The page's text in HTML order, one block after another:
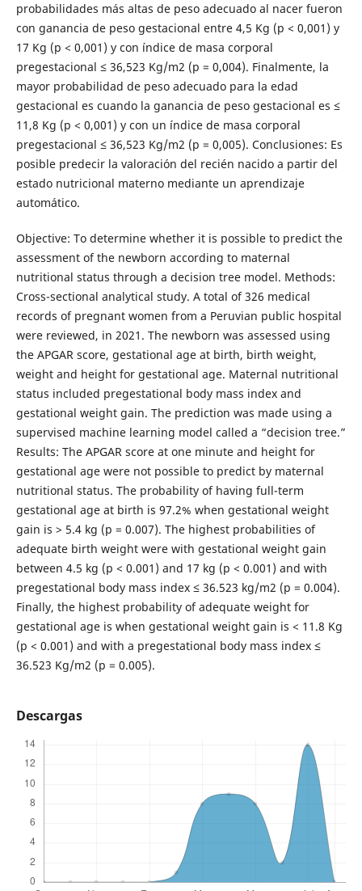
probabilidades más altas de peso adecuado al nacer fueron
con ganancia de peso gestacional entre 4,5 Kg (p < 0,001) y
17 Kg (p < 0,001) y con índice de masa corporal
pregestacional ≤ 36,523 Kg/m2 (p = 0,004). Finalmente, la
mayor probabilidad de peso adecuado para la edad
gestacional es cuando la ganancia de peso gestacional es ≤
11,8 Kg (p < 0,001) y con un índice de masa corporal
pregestacional ≤ 36,523 Kg/m2 (p = 0,005). Conclusiones: Es
posible predecir la valoración del recién nacido a partir del
estado nutricional materno mediante un aprendizaje
automático.
Objective: To determine whether it is possible to predict the
assessment of the newborn according to maternal
nutritional status through a decision tree model. Methods:
Cross-sectional analytical study. A total of 326 medical
records of pregnant women from a Peruvian public hospital
were reviewed, in 2021. The newborn was assessed using
the APGAR score, gestational age at birth, birth weight,
weight and height for gestational age. Maternal nutritional
status included pregestational body mass index and
gestational weight gain. The prediction was made using a
supervised machine learning model called a “decision tree.”
Results: The APGAR score at one minute and height for
gestational age were not possible to predict by maternal
nutritional status. The probability of having full-term
gestational age at birth is 97.2% when gestational weight
gain is > 5.4 kg (p = 0.007). The highest probabilities of
adequate birth weight were with gestational weight gain
between 4.5 kg (p < 0.001) and 17 kg (p < 0.001) and with
pregestational body mass index ≤ 36.523 kg/m2 (p = 0.004).
Finally, the highest probability of adequate weight for
gestational age is when gestational weight gain is < 11.8 Kg
(p < 0.001) and with a pregestational body mass index ≤
36.523 Kg/m2 (p = 0.005).
Descargas